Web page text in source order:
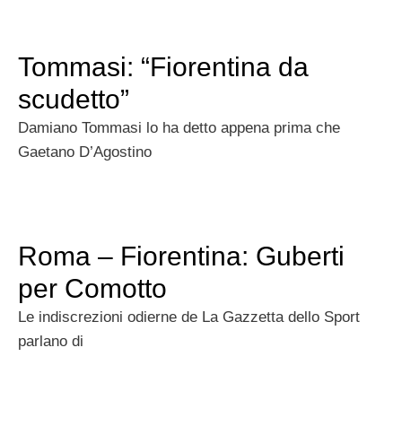
Tommasi: “Fiorentina da
scudetto”
Damiano Tommasi lo ha detto appena prima che
Gaetano D’Agostino
Roma – Fiorentina: Guberti
per Comotto
Le indiscrezioni odierne de La Gazzetta dello Sport
parlano di